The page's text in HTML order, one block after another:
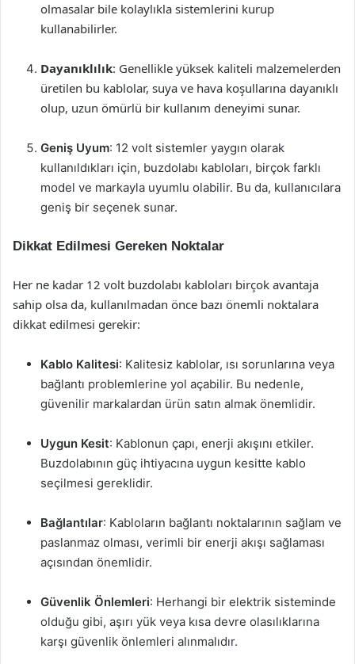
olmasalar bile kolaylıkla sistemlerini kurup
kullanabilirler.
Dayanıklılık: Genellikle yüksek kaliteli malzemelerden
üretilen bu kablolar, suya ve hava koşullarına dayanıklı
olup, uzun ömürlü bir kullanım deneyimi sunar.
Geniş Uyum: 12 volt sistemler yaygın olarak
kullanıldıkları için, buzdolabı kabloları, birçok farklı
model ve markayla uyumlu olabilir. Bu da, kullanıcılara
geniş bir seçenek sunar.
Dikkat Edilmesi Gereken Noktalar
Her ne kadar 12 volt buzdolabı kabloları birçok avantaja
sahip olsa da, kullanılmadan önce bazı önemli noktalara
dikkat edilmesi gerekir:
Kablo Kalitesi: Kalitesiz kablolar, ısı sorunlarına veya
bağlantı problemlerine yol açabilir. Bu nedenle,
güvenilir markalardan ürün satın almak önemlidir.
Uygun Kesit: Kablonun çapı, enerji akışını etkiler.
Buzdolabının güç ihtiyacına uygun kesitte kablo
seçilmesi gereklidir.
Bağlantılar: Kabloların bağlantı noktalarının sağlam ve
paslanmaz olması, verimli bir enerji akışı sağlaması
açısından önemlidir.
Güvenlik Önlemleri: Herhangi bir elektrik sisteminde
olduğu gibi, aşırı yük veya kısa devre olasılıklarına
karşı güvenlik önlemleri alınmalıdır.